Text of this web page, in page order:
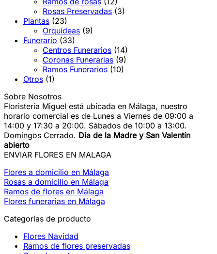
Rosas Preservadas (3)
Plantas (23)
Orquídeas (9)
Funerario (33)
Centros Funerarios (14)
Coronas Funerarias (9)
Ramos Funerarios (10)
Otros (1)
Sobre Nosotros
Floristería Miguel está ubicada en Málaga, nuestro
horario comercial es de Lunes a Viernes de 09:00 a
14:00 y 17:30 a 20:00. Sábados de 10:00 a 13:00.
Domingos Cerrado. Día de la Madre y San Valentín
abierto
ENVIAR FLORES EN MALAGA
Flores a domicilio en Málaga
Rosas a domicilio en Málaga
Ramos de flores en Málaga
Flores funerarias en Málaga
Categorías de producto
Flores Navidad
Ramos de flores preservadas